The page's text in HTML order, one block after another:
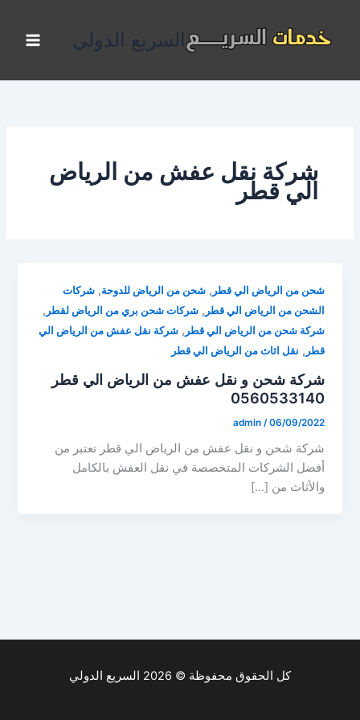
المحتوى
السريع الدولي
شركة نقل عفش من الرياض
الي قطر
شحن من الرياض الي قطر ,شحن من الرياض للدوحة,شركات
الشحن من الرياض الي قطر ,شركات شحن بري من الرياض لقطر ,
شركة شحن من الرياض الي قطر ,شركة نقل عفش من الرياض الي
قطر , نقل اثاث من الرياض الي قطر
شركة شحن و نقل عفش من الرياض الي قطر
0560533140
admin /06/09/2022
شركة شحن و نقل عفش من الرياض الي قطر تعتبر من
أفضل الشركات المتخصصة في نقل العفش بالكامل
والأثاث من […]
كل الحقوق محفوظة © 2026 السريع الدولي